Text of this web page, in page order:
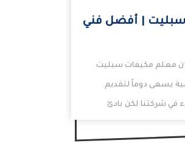
| أفضل فني
معلم مكيفات سبليت
يسعى دوماً لتقديم
في شركتنا.لكن بادئ